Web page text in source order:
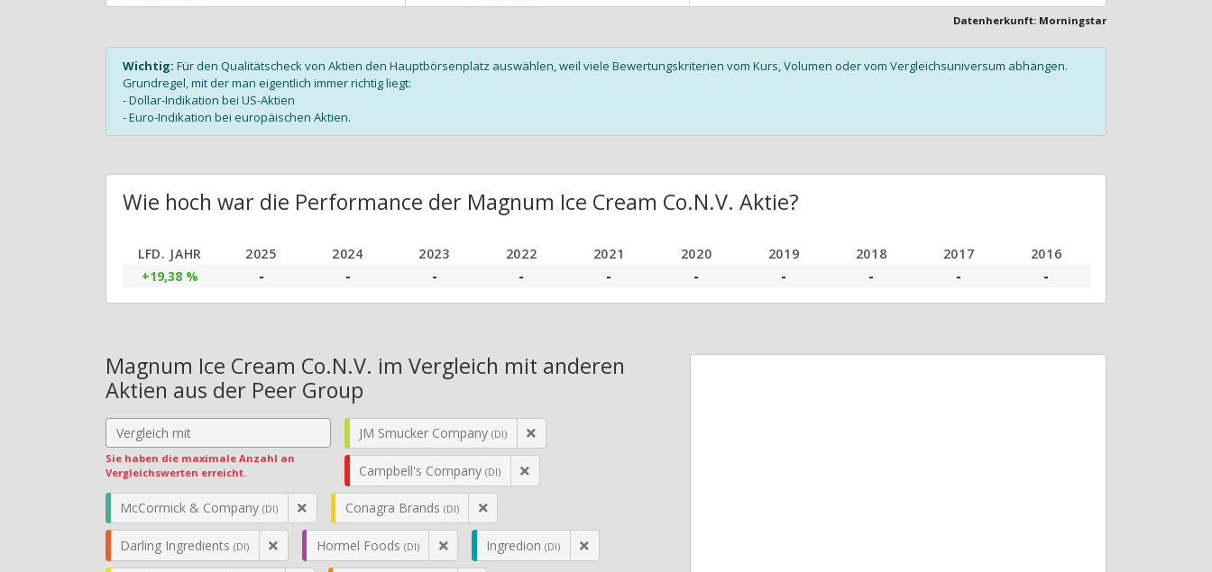
Datenherkunft: Morningstar
Wichtig: Für den Qualitätscheck von Aktien den Hauptbörsenplatz auswählen, weil viele Bewertungskriterien vom Kurs, Volumen oder vom Vergleichsuniversum abhängen.
Grundregel, mit der man eigentlich immer richtig liegt:
- Dollar-Indikation bei US-Aktien
- Euro-Indikation bei europäischen Aktien.
Wie hoch war die Performance der Magnum Ice Cream Co.N.V. Aktie?
LFD. JAHR 2025 2024 2023 2022 2021 2020 2019 2018 2017
2016
+19,38 %
- - - - - - - - - -
Magnum Ice Cream Co.N.V. im Vergleich mit anderen
Aktien aus der Peer Group
Sie haben die maximale Anzahl an
Vergleichswerten erreicht.
JM Smucker Company (DI)
Campbell's Company (DI)
McCormick & Company (DI) Conagra Brands (DI)
Darling Ingredients (DI) Hormel Foods (DI) Ingredion (DI)